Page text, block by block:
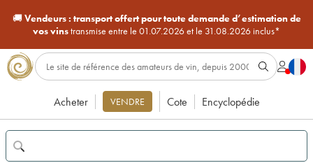
🚚Vendeurs : transport offert pour toute demande d’estimation de
vos vinstransmise entre le 01.07.2026 et le 31.08.2026 inclus*
Acheter VENDRE Cote Encyclopédie